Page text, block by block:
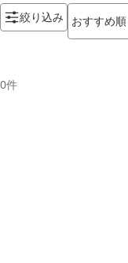
絞り込み おすすめ順
0件